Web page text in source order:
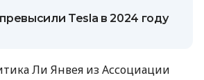
Tesla в 2024 году
Ли Янвея из Ассоциации